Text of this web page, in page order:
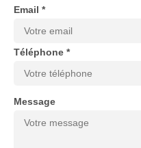
Email *
Téléphone *
Message